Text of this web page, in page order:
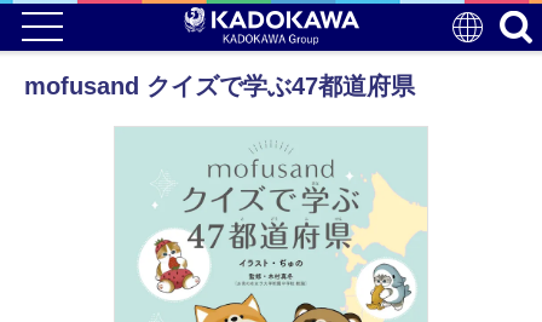
mofusand クイズで学ぶ47都道府県